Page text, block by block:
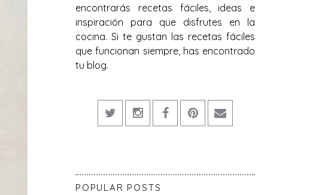
encontrarás recetas fáciles, ideas e
inspiración para que disfrutes en la
cocina. Si te gustan las recetas fáciles
que funcionan siempre, has encontrado
tu blog.
POPULAR POSTS